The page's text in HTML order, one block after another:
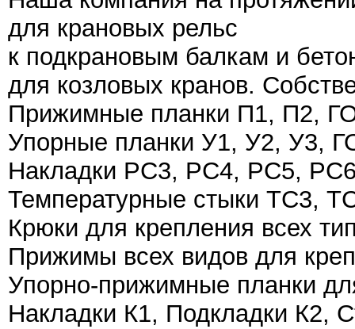
для крановых рельс
к подкрановым балкам и
для козловых кранов.
Прижимные планки П1, П2,
Упорные планки У1, У2, У3,
Накладки РС3, РС4, РС5,
Температурные стыки ТС3,
Крюки для крепления всех
Прижимы всех видов для
Упорно-прижимные планки
Накладки К1, Подкладки К2,